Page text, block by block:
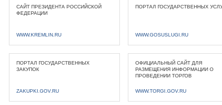
САЙТ ПРЕЗИДЕНТА РОССИЙСКОЙ
ФЕДЕРАЦИИ
WWW.KREMLIN.RU
ПОРТАЛ ГОСУДАРСТВЕННЫХ
WWW.GOSUSLUGI.RU
ПОРТАЛ ГОСУДАРСТВЕННЫХ
ЗАКУПОК
ZAKUPKI.GOV.RU
ОФИЦИАЛЬНЫЙ САЙТ ДЛЯ
РАЗМЕЩЕНИЯ ИНФОРМАЦИИ О
ПРОВЕДЕНИИ ТОРГОВ
WWW.TORGI.GOV.RU